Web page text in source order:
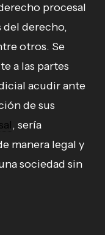
procesal
del derecho,
otros. Se
a las partes
acudir ante
de sus
, sería
manera legal y
sociedad sin